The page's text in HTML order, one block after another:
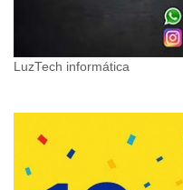
LuzTech informática